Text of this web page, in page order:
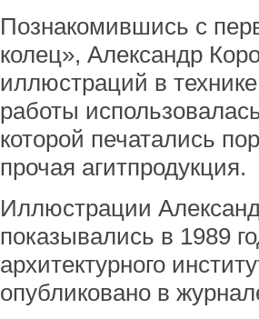
Познакомившись с
колец», Александр
иллюстраций в
работы
которой печатались
прочая агитпродукция.
Иллюстрации
показывались в 1989
архитектурного
опубликовано в